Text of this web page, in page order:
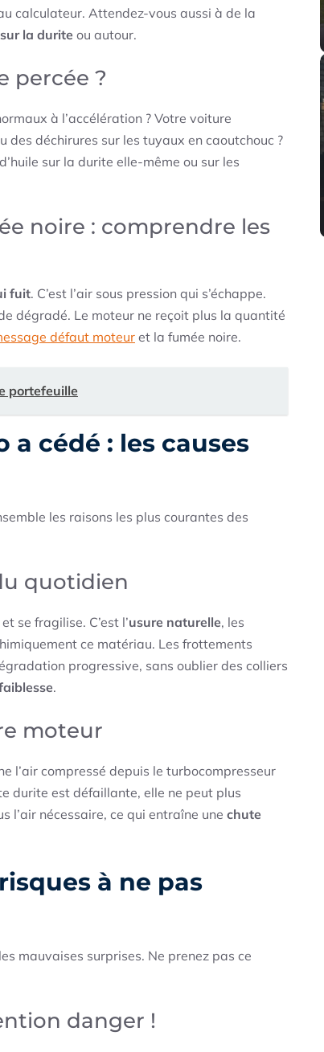
calculateur. Attendez-vous aussi à de la
la durite ou autour.
percée ?
à l’accélération ? Votre voiture
des déchirures sur les tuyaux en caoutchouc ?
sur la durite elle-même ou sur les
noire : comprendre les
fuit. C’est l’air sous pression qui s’échappe.
dégradé. Le moteur ne reçoit plus la quantité
défaut moteur et la fumée noire.
portefeuille
cédé : les causes
les raisons les plus courantes des
quotidien
se fragilise. C’est l’usure naturelle, les
ce matériau. Les frottements
progressive, sans oublier des colliers
.
moteur
l’air compressé depuis le turbocompresseur
durite est défaillante, elle ne peut plus
l’air nécessaire, ce qui entraîne une chute
à ne pas
mauvaises surprises. Ne prenez pas ce
danger !